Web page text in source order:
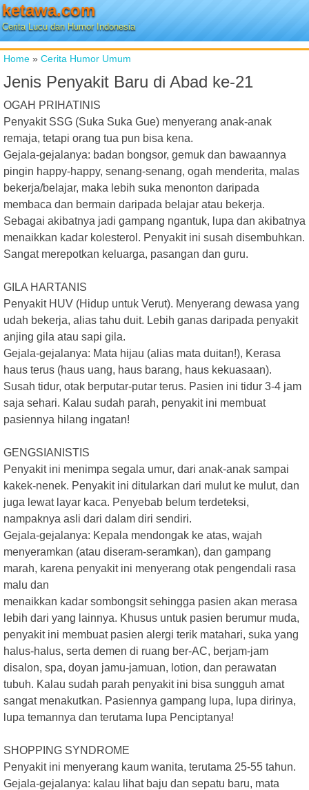
ketawa.com
Cerita Lucu dan Humor Indonesia
Home » Cerita Humor Umum
Jenis Penyakit Baru di Abad ke-21
OGAH PRIHATINIS
Penyakit SSG (Suka Suka Gue) menyerang anak-anak
remaja, tetapi orang tua pun bisa kena.
Gejala-gejalanya: badan bongsor, gemuk dan bawaannya
pingin happy-happy, senang-senang, ogah menderita, malas
bekerja/belajar, maka lebih suka menonton daripada
membaca dan bermain daripada belajar atau bekerja.
Sebagai akibatnya jadi gampang ngantuk, lupa dan akibatnya
menaikkan kadar kolesterol. Penyakit ini susah disembuhkan.
Sangat merepotkan keluarga, pasangan dan guru.
GILA HARTANIS
Penyakit HUV (Hidup untuk Verut). Menyerang dewasa yang
udah bekerja, alias tahu duit. Lebih ganas daripada penyakit
anjing gila atau sapi gila.
Gejala-gejalanya: Mata hijau (alias mata duitan!), Kerasa
haus terus (haus uang, haus barang, haus kekuasaan).
Susah tidur, otak berputar-putar terus. Pasien ini tidur 3-4 jam
saja sehari. Kalau sudah parah, penyakit ini membuat
pasiennya hilang ingatan!
GENGSIANISTIS
Penyakit ini menimpa segala umur, dari anak-anak sampai
kakek-nenek. Penyakit ini ditularkan dari mulut ke mulut, dan
juga lewat layar kaca. Penyebab belum terdeteksi,
nampaknya asli dari dalam diri sendiri.
Gejala-gejalanya: Kepala mendongak ke atas, wajah
menyeramkan (atau diseram-seramkan), dan gampang
marah, karena penyakit ini menyerang otak pengendali rasa
malu dan
menaikkan kadar sombongsit sehingga pasien akan merasa
lebih dari yang lainnya. Khusus untuk pasien berumur muda,
penyakit ini membuat pasien alergi terik matahari, suka yang
halus-halus, serta demen di ruang ber-AC, berjam-jam
disalon, spa, doyan jamu-jamuan, lotion, dan perawatan
tubuh. Kalau sudah parah penyakit ini bisa sungguh amat
sangat menakutkan. Pasiennya gampang lupa, lupa dirinya,
lupa temannya dan terutama lupa Penciptanya!
SHOPPING SYNDROME
Penyakit ini menyerang kaum wanita, terutama 25-55 tahun.
Gejala-gejalanya: kalau lihat baju dan sepatu baru, mata